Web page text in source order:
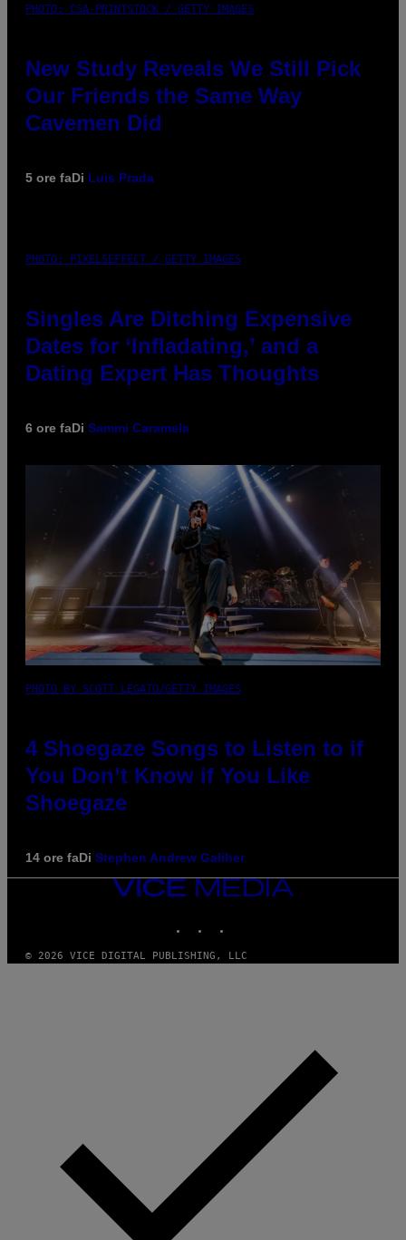
PHOTO: CSA-PRINTSTOCK / GETTY IMAGES
New Study Reveals We Still Pick
Our Friends the Same Way
Cavemen Did
5 ore faDi Luis Prada
PHOTO: PIXELSEFFECT / GETTY IMAGES
Singles Are Ditching Expensive
Dates for ‘Infladating,’ and a
Dating Expert Has Thoughts
6 ore faDi Sammi Caramela
PHOTO BY SCOTT LEGATO/GETTY IMAGES
4 Shoegaze Songs to Listen to if
You Don’t Know if You Like
Shoegaze
14 ore faDi Stephen Andrew Galiher
VICE
MEDIA
© 2026 VICE DIGITAL PUBLISHING, LLC